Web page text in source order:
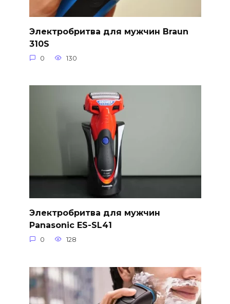
Электробритва для мужчин Braun
310S
0 130
Электробритва для мужчин
Panasonic ES-SL41
0 128